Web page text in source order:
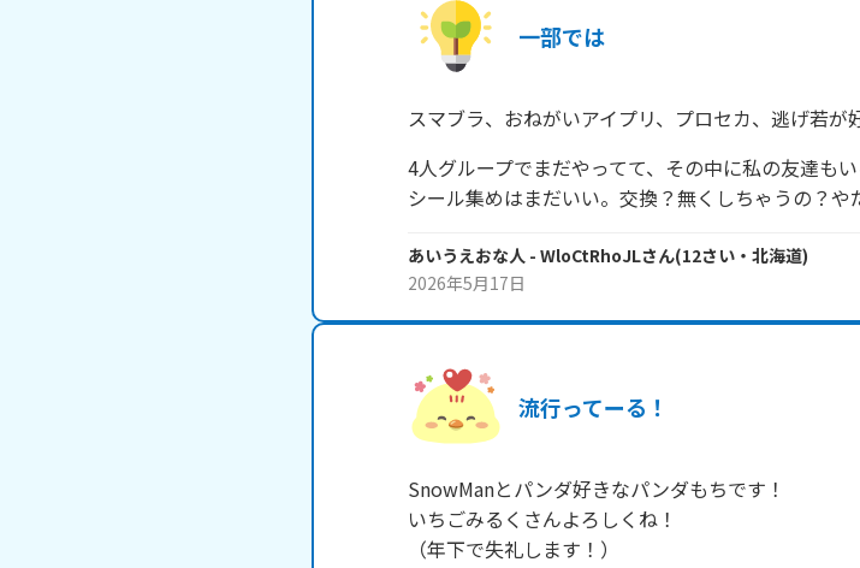
一部では
スマブラ、おねがいアイプリ、プロセカ、逃げ若が
4人グループでまだやってて、その中に私の友達も
シール集めはまだいい。交換？無くしちゃうの？や
あいうえおな人 - WloCtRhoJLさん(12さい・ 北海道)
2026年5月17日
流行ってーる！
SnowManとパンダ好きなパンダもちです！
いちごみるくさんよろしくね！
（年下で失礼します！）